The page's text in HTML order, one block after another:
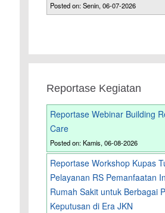
Posted on: Senin, 06-07-2026
Reportase Kegiatan
Reportase Webinar Building
Care
Posted on: Kamis, 06-08-2026
Reportase Workshop Kupas
Pelayanan RS Pemanfaatan
Rumah Sakit untuk Berbagai
Keputusan di Era JKN